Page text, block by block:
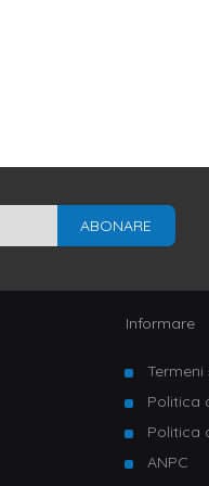
ABONARE
Informare
Termeni
Politica
Politica
ANPC